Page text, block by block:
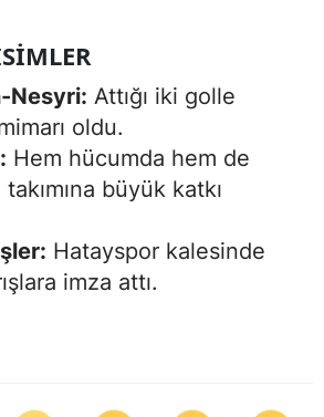
Nesyri: Attığı iki golle
oldu.
Hem hücumda hem de
büyük katkı
Hatayspor kalesinde
imza attı.